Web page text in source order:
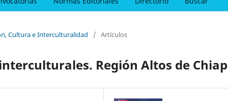
Cultura e Interculturalidad / Artículos
Región Altos de